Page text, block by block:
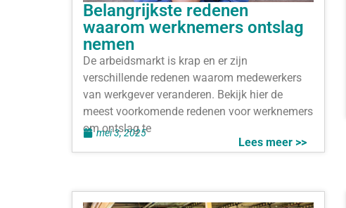
Belangrijkste redenen
waarom werknemers ontslag
nemen
De arbeidsmarkt is krap en er zijn
verschillende redenen waarom medewerkers
van werkgever veranderen. Bekijk hier de
meest voorkomende redenen voor werknemers
om ontslag te
Lees meer >>
mei 3, 2025